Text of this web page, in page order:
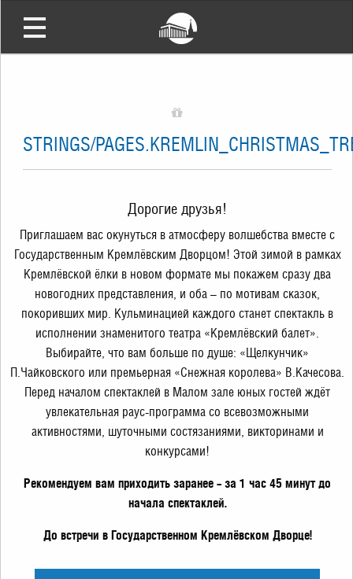
STRINGS/
Дорогие друзья!
Приглашаем вас окунуться в атмосферу волшебства вместе с
Государственным Кремлёвским Дворцом! Этой зимой в рамках
Кремлёвской ёлки в новом формате мы покажем сразу два
новогодних представления, и оба – по мотивам сказок,
покоривших мир. Кульминацией каждого станет спектакль в
исполнении знаменитого театра «Кремлёвский балет».
Выбирайте, что вам больше по душе: «Щелкунчик»
П.Чайковского или премьерная «Снежная королева» В.Качесова.
Перед началом спектаклей в Малом зале юных гостей ждёт
увлекательная раус-программа со всевозможными
активностями, шуточными состязаниями, викторинами и
конкурсами!
Рекомендуем вам приходить заранее – за 1 час 45 минут до
начала спектаклей.
До встречи в Государственном Кремлёвском Дворце!